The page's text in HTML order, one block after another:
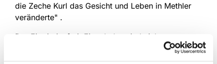
die Zeche Kurl das Gesicht und Leben in Methler
veränderte" .
Der Eintritt ist frei. Eingeladen sind nicht nur
Männer sondern auch interessierte Damen.